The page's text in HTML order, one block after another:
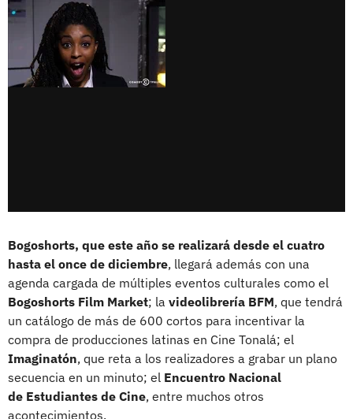
Bogoshorts, que este año se realizará desde el cuatro
hasta el once de diciembre, llegará además con una
agenda cargada de múltiples eventos culturales como el
Bogoshorts Film Market; la videolibrería BFM, que tendrá
un catálogo de más de 600 cortos para incentivar la
compra de producciones latinas en Cine Tonalá; el
Imaginatón, que reta a los realizadores a grabar un plano
secuencia en un minuto; el Encuentro Nacional
de Estudiantes de Cine, entre muchos otros
acontecimientos.